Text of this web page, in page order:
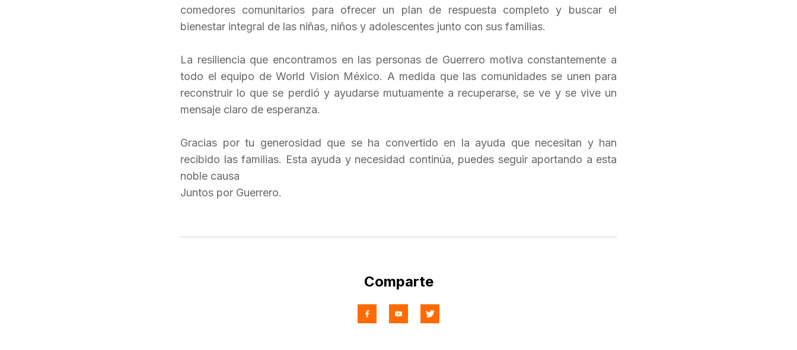
comedores comunitarios para ofrecer un plan de respuesta completo y buscar el
bienestar integral de las niñas, niños y adolescentes junto con sus familias.
La resiliencia que encontramos en las personas de Guerrero motiva constantemente a
todo el equipo de World Vision México. A medida que las comunidades se unen para
reconstruir lo que se perdió y ayudarse mutuamente a recuperarse, se ve y se vive un
mensaje claro de esperanza.
Gracias por tu generosidad que se ha convertido en la ayuda que necesitan y han
recibido las familias. Esta ayuda y necesidad continúa, puedes seguir aportando a esta
noble causa
Juntos por Guerrero.
Comparte